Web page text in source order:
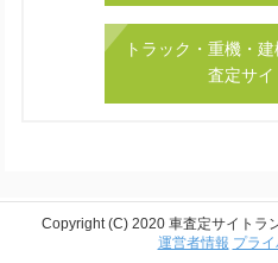
トラック・重機・
査定サイ
Copyright (C) 2020 車査定サイトラ
運営者情報 プラ